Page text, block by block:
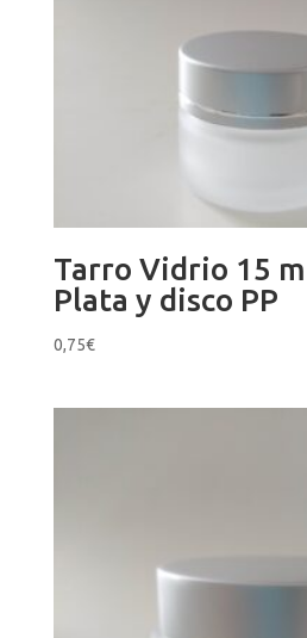
Tarro Vidrio 15
Plata y disco PP
0,75€